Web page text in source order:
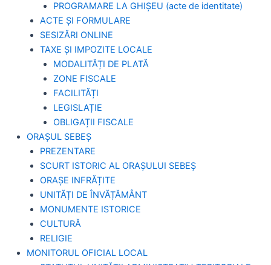
PROGRAMARE LA GHIȘEU (acte de identitate)
ACTE ȘI FORMULARE
SESIZĂRI ONLINE
TAXE ȘI IMPOZITE LOCALE
MODALITĂȚI DE PLATĂ
ZONE FISCALE
FACILITĂȚI
LEGISLAȚIE
OBLIGAȚII FISCALE
ORAȘUL SEBEȘ
PREZENTARE
SCURT ISTORIC AL ORAȘULUI SEBEȘ
ORAȘE INFRĂȚITE
UNITĂȚI DE ÎNVĂȚĂMÂNT
MONUMENTE ISTORICE
CULTURĂ
RELIGIE
MONITORUL OFICIAL LOCAL